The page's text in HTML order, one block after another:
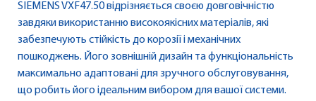
SIEMENS VXF47.50 відрізняється своєю довговічністю
завдяки використанню високоякісних матеріалів, які
забезпечують стійкість до корозії і механічних
пошкоджень. Його зовнішній дизайн та функціональність
максимально адаптовані для зручного обслуговування,
що робить його ідеальним вибором для вашої системи.